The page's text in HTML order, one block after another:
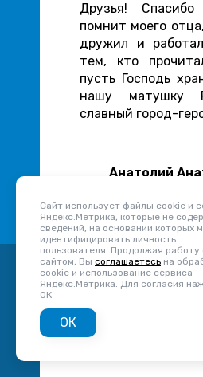
Друзья!
помнит моего
дружил и
тем, кто
пусть Господь
нашу матушку
славный город-
Анатолий
Добавлено:
Просмотры: 617
Комментариев: 1
Комментарии
Сайт использует файлы cookie и
Яндекс.Метрика, которые не
сведений, на основании которых
идентифицировать личность
пользователя. Продолжая работу
сайтом, Вы соглашаетесь на
cookie и использование сервиса
Яндекс.Метрика. Для согласия
ОК
ОК